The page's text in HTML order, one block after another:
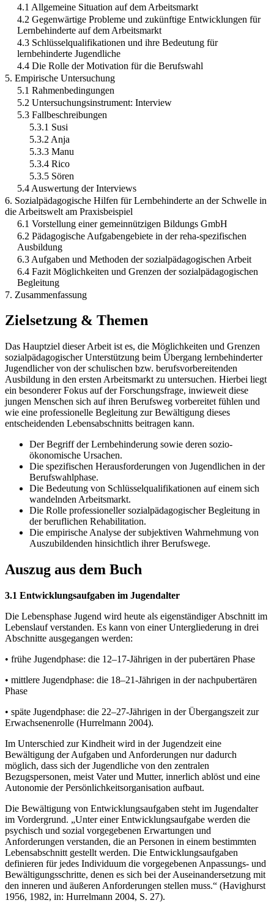
4.1 Allgemeine Situation auf dem Arbeitsmarkt
4.2 Gegenwärtige Probleme und zukünftige Entwicklungen für
Lernbehinderte auf dem Arbeitsmarkt
4.3 Schlüsselqualifikationen und ihre Bedeutung für
lernbehinderte Jugendliche
4.4 Die Rolle der Motivation für die Berufswahl
5. Empirische Untersuchung
5.1 Rahmenbedingungen
5.2 Untersuchungsinstrument: Interview
5.3 Fallbeschreibungen
5.3.1 Susi
5.3.2 Anja
5.3.3 Manu
5.3.4 Rico
5.3.5 Sören
5.4 Auswertung der Interviews
6. Sozialpädagogische Hilfen für Lernbehinderte an der Schwelle in
die Arbeitswelt am Praxisbeispiel
6.1 Vorstellung einer gemeinnützigen Bildungs GmbH
6.2 Pädagogische Aufgabengebiete in der reha-spezifischen
Ausbildung
6.3 Aufgaben und Methoden der sozialpädagogischen Arbeit
6.4 Fazit Möglichkeiten und Grenzen der sozialpädagogischen
Begleitung
7. Zusammenfassung
Zielsetzung & Themen
Das Hauptziel dieser Arbeit ist es, die Möglichkeiten und Grenzen
sozialpädagogischer Unterstützung beim Übergang lernbehinderter
Jugendlicher von der schulischen bzw. berufsvorbereitenden
Ausbildung in den ersten Arbeitsmarkt zu untersuchen. Hierbei liegt
ein besonderer Fokus auf der Forschungsfrage, inwieweit diese
jungen Menschen sich auf ihren Berufsweg vorbereitet fühlen und
wie eine professionelle Begleitung zur Bewältigung dieses
entscheidenden Lebensabschnitts beitragen kann.
Der Begriff der Lernbehinderung sowie deren sozio-
ökonomische Ursachen.
Die spezifischen Herausforderungen von Jugendlichen in der
Berufswahlphase.
Die Bedeutung von Schlüsselqualifikationen auf einem sich
wandelnden Arbeitsmarkt.
Die Rolle professioneller sozialpädagogischer Begleitung in
der beruflichen Rehabilitation.
Die empirische Analyse der subjektiven Wahrnehmung von
Auszubildenden hinsichtlich ihrer Berufswege.
Auszug aus dem Buch
3.1 Entwicklungsaufgaben im Jugendalter
Die Lebensphase Jugend wird heute als eigenständiger Abschnitt im
Lebenslauf verstanden. Es kann von einer Untergliederung in drei
Abschnitte ausgegangen werden:
• frühe Jugendphase: die 12–17-Jährigen in der pubertären Phase
• mittlere Jugendphase: die 18–21-Jährigen in der nachpubertären
Phase
• späte Jugendphase: die 22–27-Jährigen in der Übergangszeit zur
Erwachsenenrolle (Hurrelmann 2004).
Im Unterschied zur Kindheit wird in der Jugendzeit eine
Bewältigung der Aufgaben und Anforderungen nur dadurch
möglich, dass sich der Jugendliche von den zentralen
Bezugspersonen, meist Vater und Mutter, innerlich ablöst und eine
Autonomie der Persönlichkeitsorganisation aufbaut.
Die Bewältigung von Entwicklungsaufgaben steht im Jugendalter
im Vordergrund. „Unter einer Entwicklungsaufgabe werden die
psychisch und sozial vorgegebenen Erwartungen und
Anforderungen verstanden, die an Personen in einem bestimmten
Lebensabschnitt gestellt werden. Die Entwicklungsaufgaben
definieren für jedes Individuum die vorgegebenen Anpassungs- und
Bewältigungsschritte, denen es sich bei der Auseinandersetzung mit
den inneren und äußeren Anforderungen stellen muss.“ (Havighurst
1956, 1982, in: Hurrelmann 2004, S. 27).